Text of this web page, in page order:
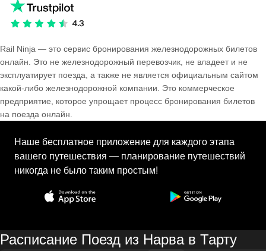
Rail Ninja — это сервис бронирования железнодорожных билетов
онлайн. Это не железнодорожный перевозчик, не владеет и не
эксплуатирует поезда, а также не является официальным сайтом
какой-либо железнодорожной компании. Это коммерческое
предприятие, которое упрощает процесс бронирования билетов
на поезда онлайн.
Наше бесплатное приложение для каждого этапа
вашего путешествия — планирование путешествий
никогда не было таким простым!
Расписание Поезд из Нарва в Тарту